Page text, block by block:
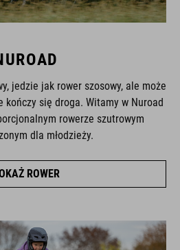
jedzie jak rower szosowy, ale może
kończy się droga. Witamy w Nuroad
rowerze szutrowym
dla młodzieży.
ROWER